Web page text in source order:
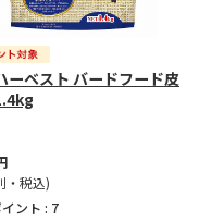
ーベスト バードフード皮
・税込)
ント : 7